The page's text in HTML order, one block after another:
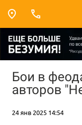
Бои в
авторов
24 янв 2025 14:54